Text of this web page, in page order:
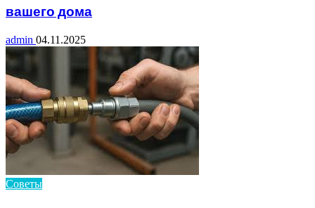
вашего дома
admin 04.11.2025
Советы